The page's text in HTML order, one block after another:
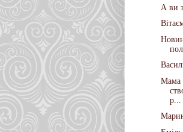
А ви
Мама
р...